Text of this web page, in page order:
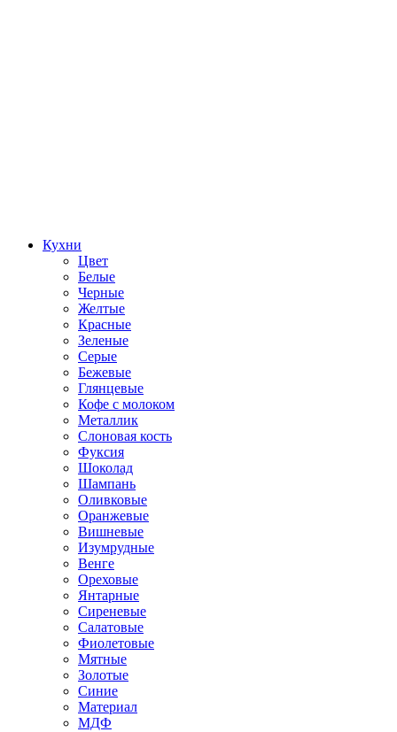
Кухни
Цвет
Белые
Черные
Желтые
Красные
Зеленые
Серые
Бежевые
Глянцевые
Кофе с молоком
Металлик
Слоновая кость
Фуксия
Шоколад
Шампань
Оливковые
Оранжевые
Вишневые
Изумрудные
Венге
Ореховые
Янтарные
Сиреневые
Салатовые
Фиолетовые
Мятные
Золотые
Синие
Материал
МДФ